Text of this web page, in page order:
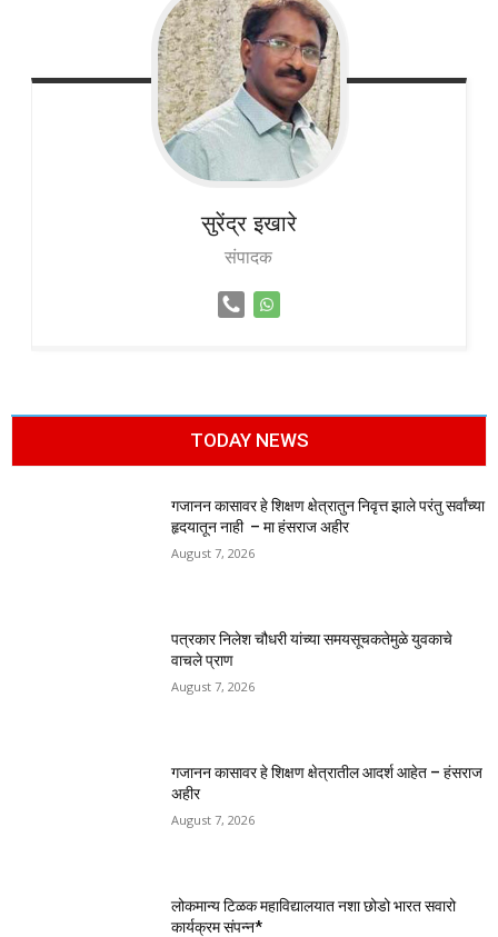
सुरेंद्र इखारे
संपादक
TODAY NEWS
गजानन कासावर हे शिक्षण क्षेत्रातुन निवृत्त झाले परंतु सर्वांच्या
हृदयातून नाही – मा हंसराज अहीर
August 7, 2026
पत्रकार निलेश चौधरी यांच्या समयसूचकतेमुळे युवकाचे
वाचले प्राण
August 7, 2026
गजानन कासावर हे शिक्षण क्षेत्रातील आदर्श आहेत – हंसराज
अहीर
August 7, 2026
लोकमान्य टिळक महाविद्यालयात नशा छोडो भारत सवारो
कार्यक्रम संपन्न*